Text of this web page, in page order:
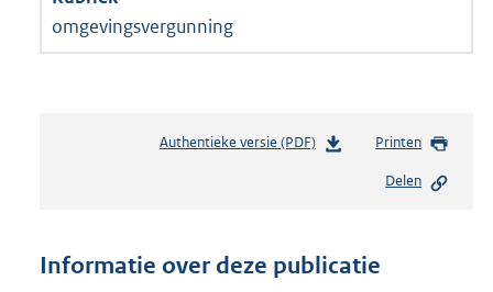
omgevingsvergunning
Authentieke versie (PDF)b
n
Printen
Delen
Informatie over deze publicatie